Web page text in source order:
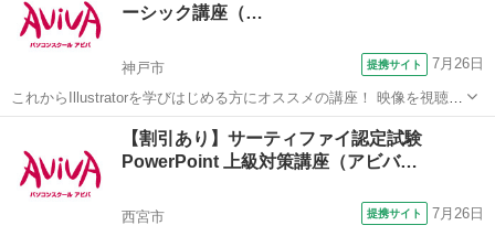
定・効率の良いデー...ーシック講座（…
神戸市 提携サイト 7月26日
これからIllustratorを学びはじめる方にオススメの講座！ 映像を視聴し
ながら操作を行い、操作の基本からIllustratorの醍醐味である図形やイ
ラストの描画、レイアウトの際に必用なスキルを学習していきます。
実際...
Illustrator
【割引あり】サーティファイ認定試験
PowerPoint 上級対策講座（アビバ…
西宮市 提携サイト 7月26日